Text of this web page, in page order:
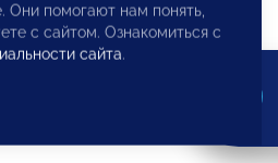
Титов. Впервые столица
федеральной площадкой для
Они помогают нам понять,
с сайтом. Ознакомиться с
сайта.